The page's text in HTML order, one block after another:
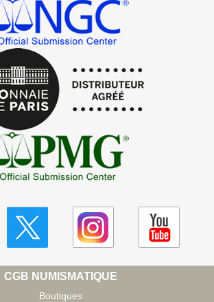
CGB NUMISMATIQUE
Boutiques